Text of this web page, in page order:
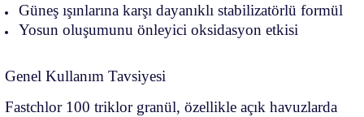
Güneş ışınlarına karşı dayanıklı stabilizatörlü formül
Yosun oluşumunu önleyici oksidasyon etkisi
Genel Kullanım Tavsiyesi
Fastchlor 100 triklor granül, özellikle açık havuzlarda